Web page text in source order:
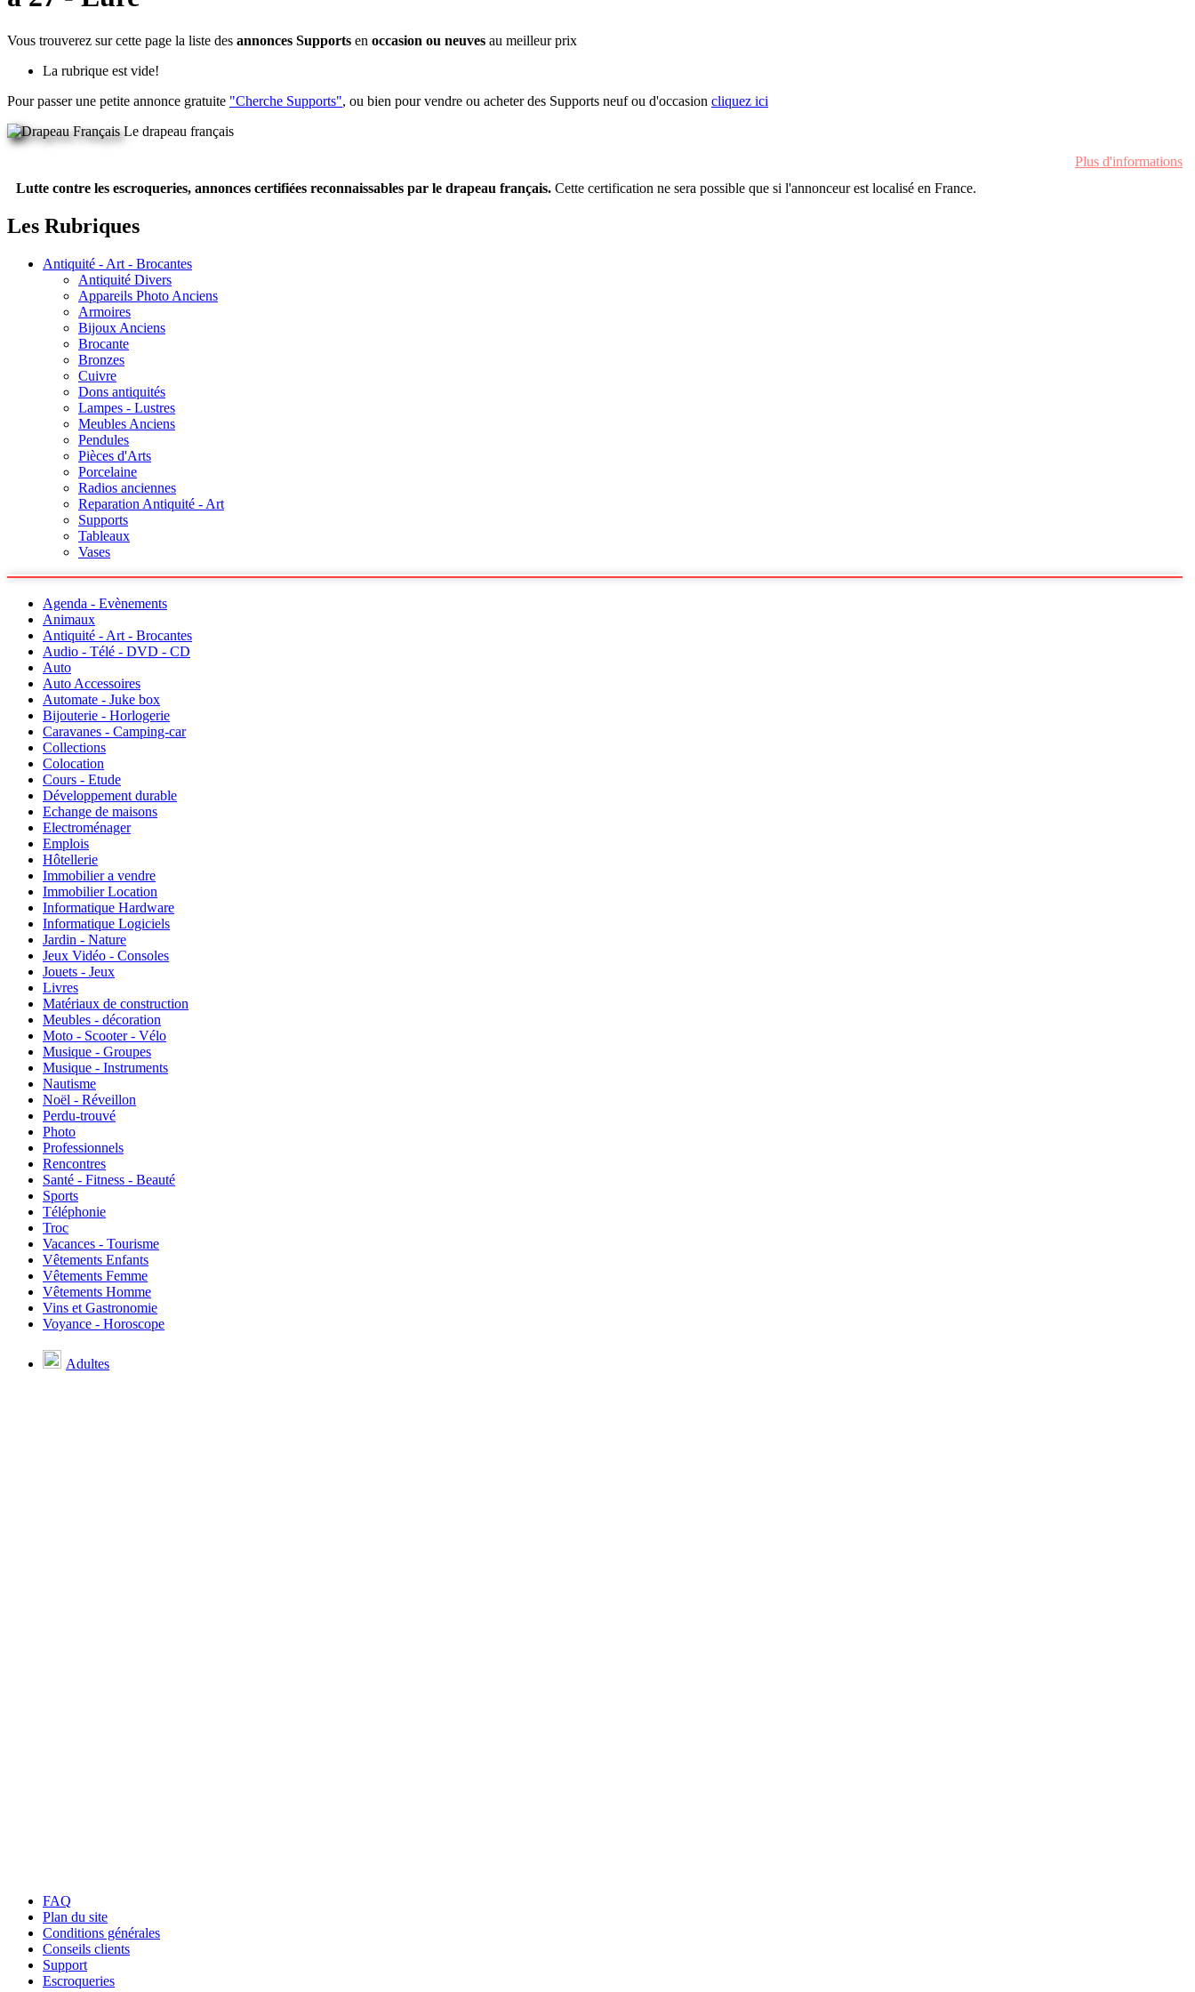
Vous trouverez sur cette page la liste des annonces Supports en occasion ou neuves au meilleur prix
La rubrique est vide!
Pour passer une petite annonce gratuite "Cherche Supports", ou bien pour vendre ou acheter des Supports neuf ou d'occasion cliquez ici
Le drapeau français
Plus d'informations
Lutte contre les escroqueries, annonces certifiées reconnaissables par le drapeau français. Cette certification ne sera possible que si l'annonceur est localisé en France.
Les Rubriques
Antiquité - Art - Brocantes
Antiquité Divers
Appareils Photo Anciens
Armoires
Bijoux Anciens
Brocante
Bronzes
Cuivre
Dons antiquités
Lampes - Lustres
Meubles Anciens
Pendules
Pièces d'Arts
Porcelaine
Radios anciennes
Reparation Antiquité - Art
Supports
Tableaux
Vases
Agenda - Evènements
Animaux
Antiquité - Art - Brocantes
Audio - Télé - DVD - CD
Auto
Auto Accessoires
Automate - Juke box
Bijouterie - Horlogerie
Caravanes - Camping-car
Collections
Colocation
Cours - Etude
Développement durable
Echange de maisons
Electroménager
Emplois
Hôtellerie
Immobilier a vendre
Immobilier Location
Informatique Hardware
Informatique Logiciels
Jardin - Nature
Jeux Vidéo - Consoles
Jouets - Jeux
Livres
Matériaux de construction
Meubles - décoration
Moto - Scooter - Vélo
Musique - Groupes
Musique - Instruments
Nautisme
Noël - Réveillon
Perdu-trouvé
Photo
Professionnels
Rencontres
Santé - Fitness - Beauté
Sports
Téléphonie
Troc
Vacances - Tourisme
Vêtements Enfants
Vêtements Femme
Vêtements Homme
Vins et Gastronomie
Voyance - Horoscope
Adultes
FAQ
Plan du site
Conditions générales
Conseils clients
Support
Escroqueries